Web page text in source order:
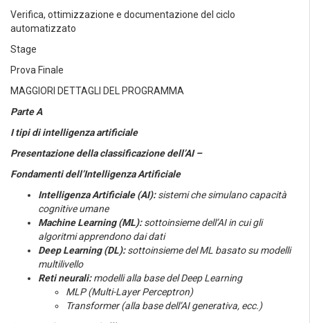
Verifica, ottimizzazione e documentazione del ciclo
automatizzato
Stage
Prova Finale
MAGGIORI DETTAGLI DEL PROGRAMMA
Parte A
I tipi di intelligenza artificiale
Presentazione della classificazione dell’AI –
Fondamenti dell’Intelligenza Artificiale
Intelligenza Artificiale (AI):sistemi che simulano capacità
cognitive umane
Machine Learning (ML):sottoinsieme dell’AI in cui gli
algoritmi apprendono dai dati
Deep Learning (DL):sottoinsieme del ML basato su modelli
multilivello
Reti neurali:modelli alla base del Deep Learning
MLP (Multi-Layer Perceptron)
Transformer (alla base dell’AI generativa, ecc.)